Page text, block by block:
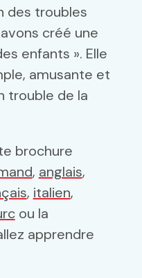
des troubles
créé une
enfants ». Elle
amusante et
trouble de la
brochure
, anglais,
, italien,
ou la
apprendre